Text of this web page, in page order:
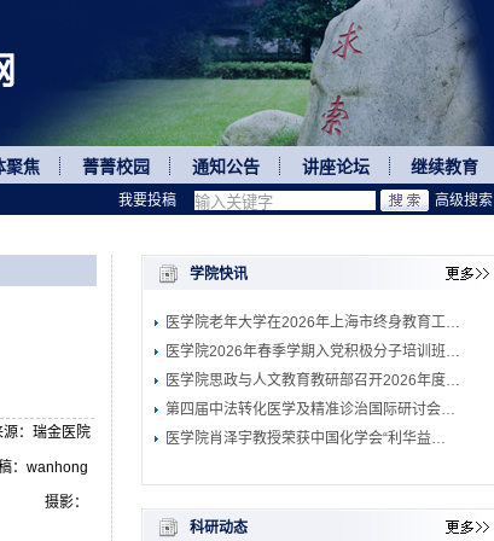
聚焦 菁菁校园 通知公告 讲座论坛 继续教育
源：瑞金医院
：wanhong
摄影：
高级搜索
学院快讯
医学院老年大学在2026年上海市终身教育工…
医学院2026年春季学期入党积极分子培训班…
医学院思政与人文教育教研部召开2026年度…
第四届中法转化医学及精准诊治国际研讨会…
医学院肖泽宇教授荣获中国化学会“利华益…
科研动态
我要投稿